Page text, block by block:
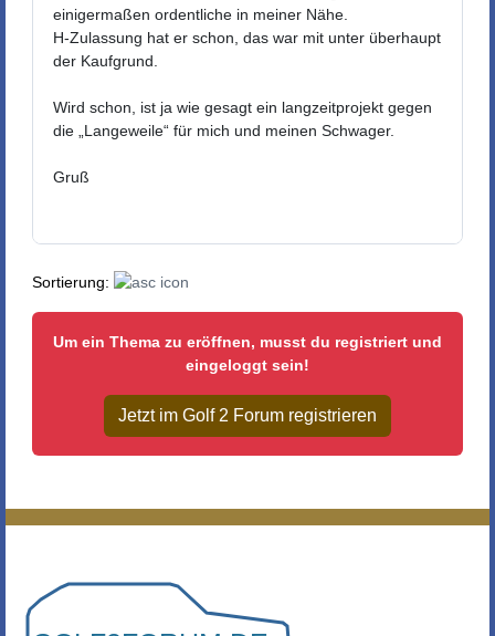
einigermaßen ordentliche in meiner Nähe.
H-Zulassung hat er schon, das war mit unter überhaupt
der Kaufgrund.
Wird schon, ist ja wie gesagt ein langzeitprojekt gegen
die „Langeweile“ für mich und meinen Schwager.
Gruß
Sortierung:
Um ein Thema zu eröffnen, musst du registriert und
eingeloggt sein!
Jetzt im Golf 2 Forum registrieren